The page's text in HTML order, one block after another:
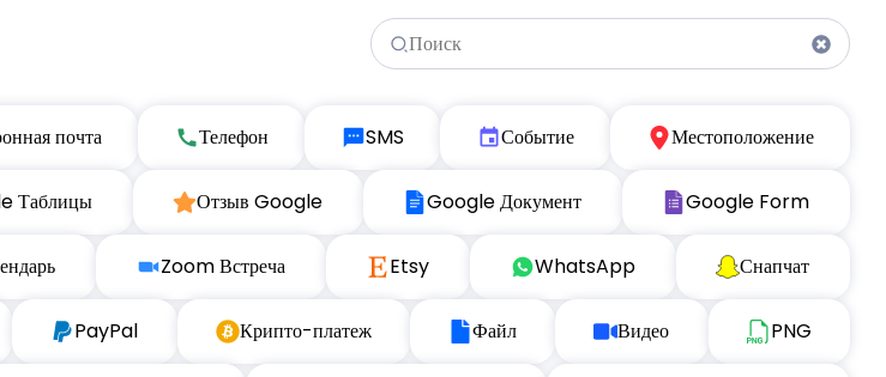
почта Телефон SMS Событие Местоположение
Таблицы Отзыв Google Google Документ Google Form
Zoom Встреча Etsy WhatsApp Снапчат
PayPal Крипто-платеж Файл Видео PNG